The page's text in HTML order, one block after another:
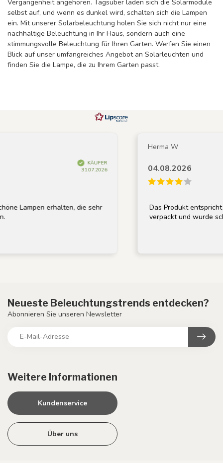
Vergangenheit angehören. Tagsüber laden sich die Solarmodule
selbst auf, und wenn es dunkel wird, schalten sich die Lampen
ein. Mit unserer Solarbeleuchtung holen Sie sich nicht nur eine
nachhaltige Beleuchtung in Ihr Haus, sondern auch eine
stimmungsvolle Beleuchtung für Ihren Garten. Werfen Sie einen
Blick auf unser umfangreiches Angebot an Solarleuchten und
finden Sie die Lampe, die zu Ihrem Garten passt.
KÄUFER
31.07.2026
erhalten, die sehr
Herma W
04.08.2026
Das Produkt entspricht der
verpackt und wurde schnell
Weitere Informationen
Kundenservice
Über uns
Neueste Beleuchtungstrends entdecken?
Abonnieren Sie unseren Newsletter